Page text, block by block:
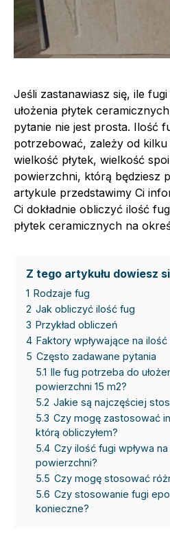
Jeśli zastanawiasz się, ile
ułożenia płytek
pytanie nie jest prosta. Ilość
potrzebować, zależy od
wielkość płytek, wielkość
powierzchni, którą będziesz
artykule przedstawimy Ci
Ci dokładnie obliczyć ilość
płytek ceramicznych na
Z tego artykułu dowiesz
1 Rodzaje fug
2 Jak obliczyć ilość fug
3 Przykład obliczeń
4 Faktory wpływające na ilość
5 Często zadawane pytania
5.1 Ile fug potrzeba do
powierzchni 15 m2?
5.2 Jakie są najczęściej
5.3 Czy mogę zastosować
którą obliczyłem?
5.4 Czy ilość fugi wpływa na
powierzchni?
5.5 Czy mogę stosować
5.6 Czy stosowanie fugi
konieczne?